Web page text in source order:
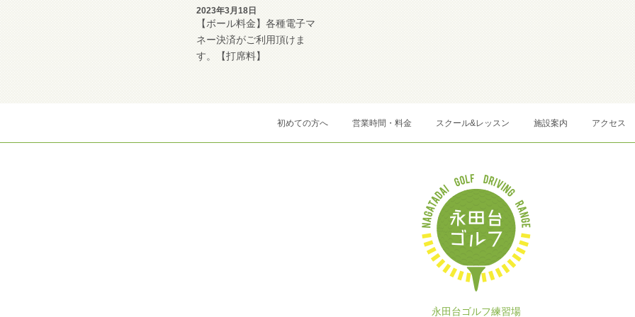
2023年3月18日
【ボール料金】各種電子マ
ネー決済がご利用頂けま
す。【打席料】
初めての方へ 営業時間・料金 スクール&レッスン 施設案内 アクセス
永田台ゴルフ練習場